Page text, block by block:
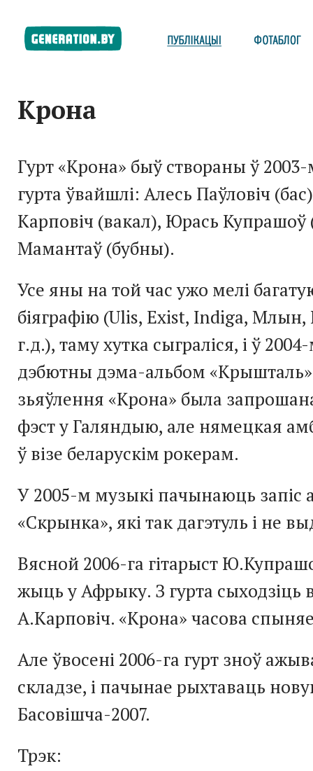
Крона
Гурт «Крона» быў створаны ў
гурта ўвайшлі: Алесь Паўловіч
Карповіч (вакал), Юрась Купрашоў
Мамантаў (бубны).
Усе яны на той час ужо мелі
біяграфію (Ulis, Exist, Indiga, Млын,
г.д.), таму хутка сыграліся, і ў 2004-
дэбютны дэма-альбом
зьяўлення «Крона» была
фэст у Галяндыю, але нямецкая
ў візе беларускім рокерам.
У 2005-м музыкі пачынаюць запіс
«Скрынка», які так дагэтуль і не
Вясной 2006-га гітарыст
жыць у Афрыку. З гурта сыходзіць
А.Карповіч. «Крона» часова
Але ўвосені 2006-га гурт зноў
складзе, і пачынае рыхтаваць
Басовішча-2007.
Трэк: